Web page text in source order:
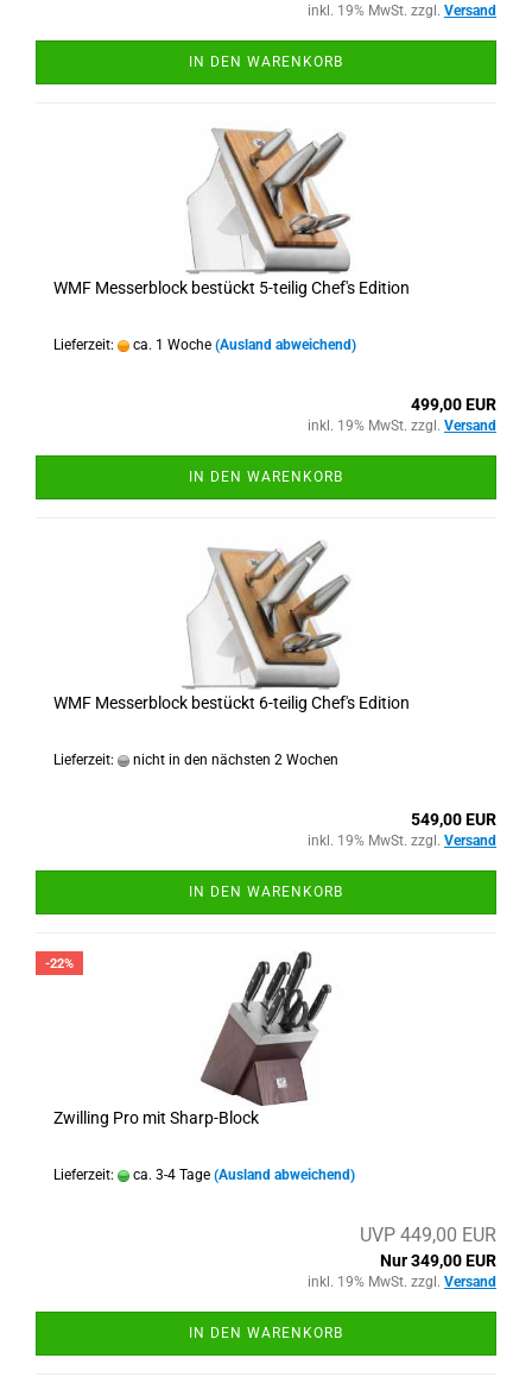
inkl. 19% MwSt. zzgl. Versand
IN DEN WARENKORB
WMF Messerblock bestückt 5-teilig Chef's Edition
Lieferzeit: ca. 1 Woche (Ausland abweichend)
499,00 EUR
inkl. 19% MwSt. zzgl. Versand
IN DEN WARENKORB
WMF Messerblock bestückt 6-teilig Chef's Edition
Lieferzeit: nicht in den nächsten 2 Wochen
549,00 EUR
inkl. 19% MwSt. zzgl. Versand
IN DEN WARENKORB
-22%
Zwilling Pro mit Sharp-Block
Lieferzeit: ca. 3-4 Tage (Ausland abweichend)
UVP 449,00 EUR
Nur 349,00 EUR
inkl. 19% MwSt. zzgl. Versand
IN DEN WARENKORB